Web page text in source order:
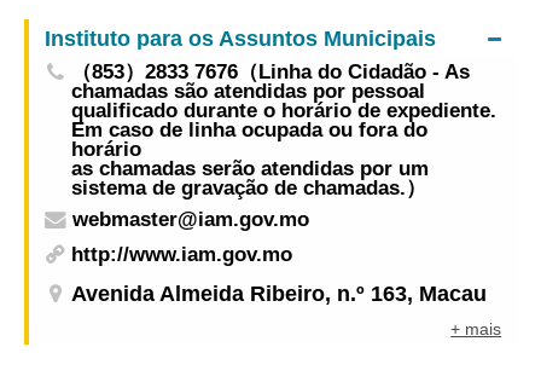
intitulado “Plano de comparticipação pecuniária
no desenvolvimento económico para o ano de
2026”
Instituto para os Assuntos Municipais
（853）2833 7676（Linha do Cidadão - As
chamadas são atendidas por pessoal
qualificado durante o horário de expediente.
Em caso de linha ocupada ou fora do
horário
as chamadas serão atendidas por um
sistema de gravação de chamadas.）
webmaster@iam.gov.mo
http://www.iam.gov.mo
Avenida Almeida Ribeiro, n.º 163, Macau
+ mais